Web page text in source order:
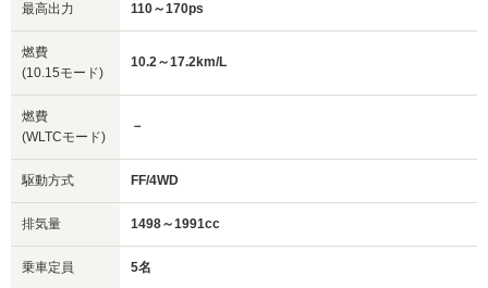
最高出力 110～170ps
燃費
(10.15モード)
10.2～17.2km/L
燃費
(WLTCモード)
－
駆動方式 FF/4WD
排気量 1498～1991cc
乗車定員 5名